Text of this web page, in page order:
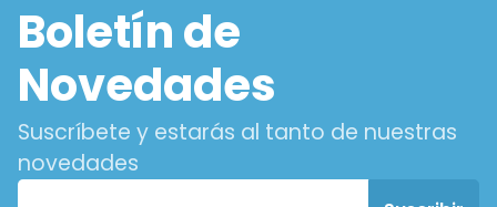
Boletín de
Novedades
Suscríbete y estarás al tanto de nuestras
novedades